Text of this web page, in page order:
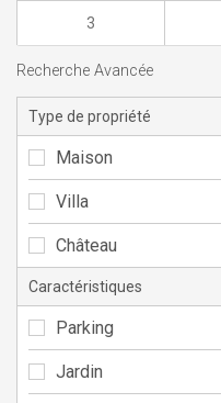
3
Recherche Avancée
Type de propriété
Maison
Villa
Château
Caractéristiques
Parking
Jardin